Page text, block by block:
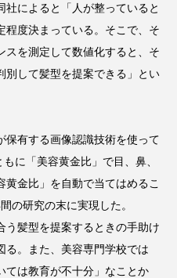
2025受賞商品
ウェルネス
ック オゾン
ト キーワード
レンジング
によると「人が整っていると
程度決まっている。そこで、そ
スを測定して数値化すると、そ
別して髪型を提案できる」とい
保有する画像認識技術を使って
に「美容黄金比」で目、鼻、
黄金比」を自動で当てはめるこ
の研究の末に実現した。
う髪型を提案するときの手助け
る。また、美容専門学校では
ては教育が不十分」なことか